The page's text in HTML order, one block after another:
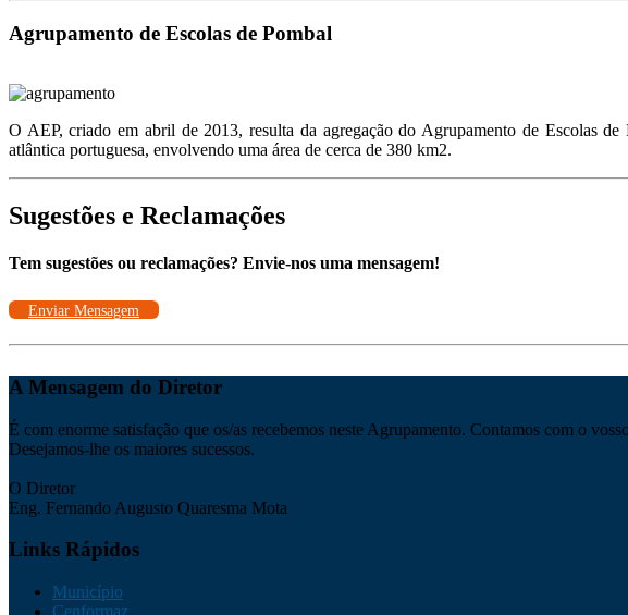
Agrupamento de Escolas de Pombal
O AEP, criado em abril de 2013, resulta da agregação do Agrupamento de Escolas
atlântica portuguesa, envolvendo uma área de cerca de 380 km2.
Sugestões e Reclamações
Tem sugestões ou reclamações? Envie-nos uma mensagem!
Enviar Mensagem
A Mensagem do Diretor
É com enorme satisfação que os/as recebemos neste Agrupamento. Contamos com o
Desejamos-lhe os maiores sucessos.
O Diretor
Eng. Fernando Augusto Quaresma Mota
Links Rápidos
Município
Cenformaz